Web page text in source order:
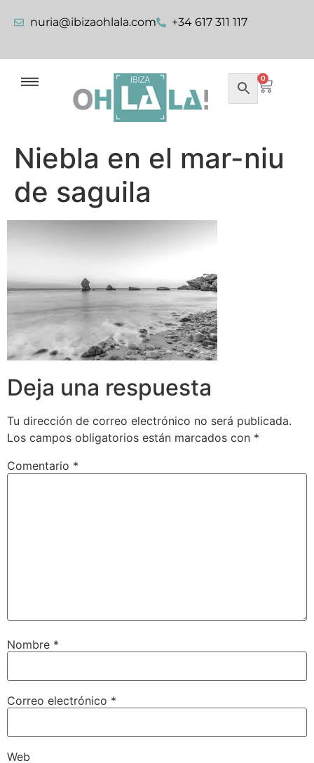
nuria@ibizaohlala.com +34 617 311 117
0
Niebla en el mar-niu
de saguila
Deja una respuesta
Tu dirección de correo electrónico no será publicada.
Los campos obligatorios están marcados con *
Comentario *
Nombre *
Correo electrónico *
Web